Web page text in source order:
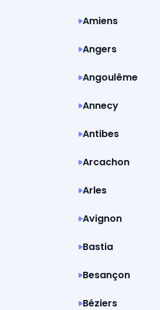
Amiens
Angers
Angoulême
Annecy
Antibes
Arcachon
Arles
Avignon
Bastia
Besançon
Béziers